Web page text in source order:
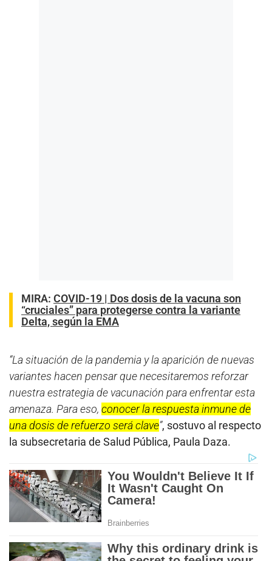
MIRA: COVID-19 | Dos dosis de la vacuna son
“cruciales” para protegerse contra la variante
Delta, según la EMA
“La situación de la pandemia y la aparición de nuevas
variantes hacen pensar que necesitaremos reforzar
nuestra estrategia de vacunación para enfrentar esta
amenaza. Para eso, conocer la respuesta inmune de
una dosis de refuerzo será clave”, sostuvo al respecto
la subsecretaria de Salud Pública, Paula Daza.